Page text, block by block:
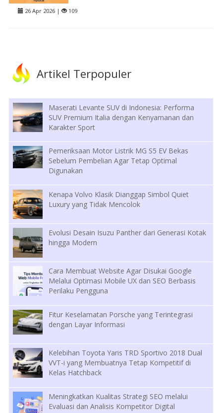
26 Apr 2026 | 109
Artikel Terpopuler
Maserati Levante SUV di Indonesia: Performa
SUV Premium Italia dengan Kenyamanan dan
Karakter Sport
Pemeriksaan Motor Listrik MG S5 EV Bekas
Sebelum Pembelian Agar Tetap Optimal
Digunakan
Kenapa Volvo Klasik Dianggap Simbol Quiet
Luxury yang Tidak Mencolok
Evolusi Desain Isuzu Panther dari Generasi Kotak
hingga Modern
Cara Membuat Website Agar Disukai Google
Melalui Optimasi Mobile UX dan SEO Berbasis
Perilaku Pengguna
Fitur Keselamatan Porsche yang Terintegrasi
dengan Layar Informasi
Kelebihan Toyota Yaris TRD Sportivo 2018 Dual
VVT-i yang Membuatnya Tetap Kompetitif di
Kelas Hatchback
Meningkatkan Kualitas Strategi SEO melalui
Evaluasi dan Analisis Kompetitor Digital